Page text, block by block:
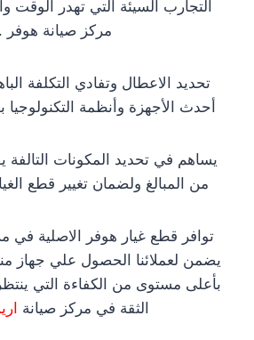
التجارب السيئة التي تهدر الوقت
مركز صيانة هوفر .
تحديد الاعطال وتفادي التكلفة
أحدث الأجهزة وأنظمة التكنولوجيا
يساهم في تحديد المكونات التالفة
من المبالغ ولضمان تغيير قطع
توافر قطع غيار هوفر الاصلية في
يضمن لعملائنا الحصول علي جهاز
بأعلى مستوى من الكفاءة التي
الثقة في مركز صيانة